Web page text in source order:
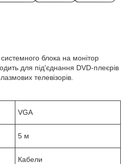
блока на монітор
для під'єднання DVD-плеєрів
телевізорів.
VGA
5 м
Кабели